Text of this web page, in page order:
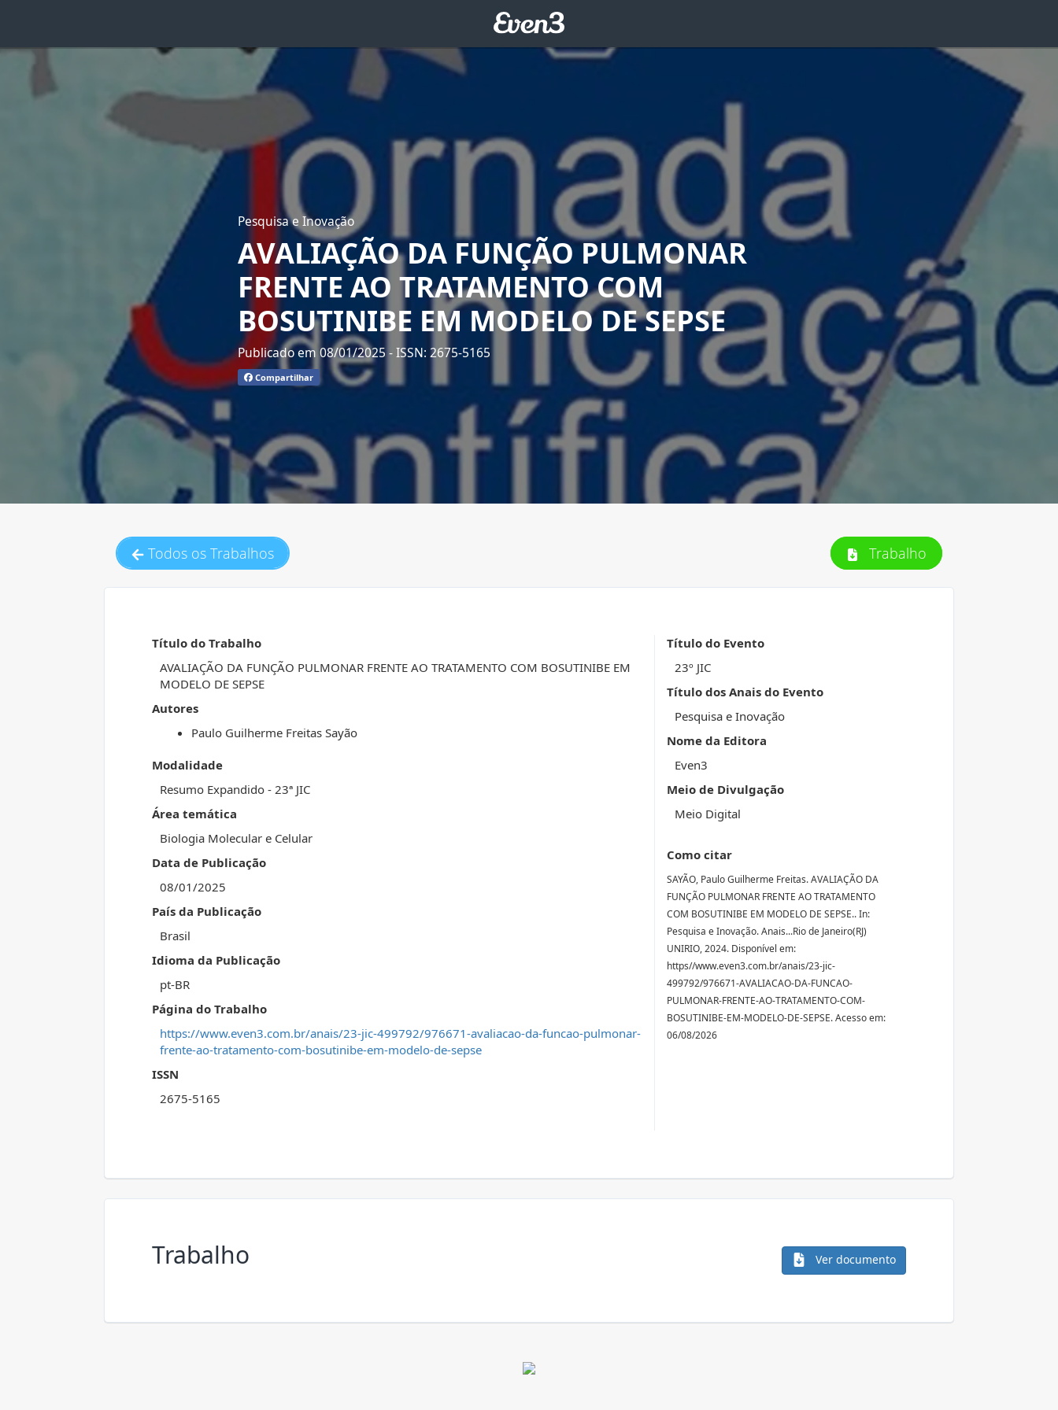
Pesquisa e Inovação
AVALIAÇÃO DA FUNÇÃO PULMONAR
FRENTE AO TRATAMENTO COM
BOSUTINIBE EM MODELO DE SEPSE
Publicado em 08/01/2025- ISSN: 2675-5165
Compartilhar
Todos os Trabalhos Trabalho
Título do Trabalho
AVALIAÇÃO DA FUNÇÃO PULMONAR FRENTE AO TRATAMENTO COM BOSUTINIBE EM
MODELO DE SEPSE
Autores
Paulo Guilherme Freitas Sayão
Modalidade
Resumo Expandido - 23ª JIC
Área temática
Biologia Molecular e Celular
Data de Publicação
08/01/2025
País da Publicação
Brasil
Idioma da Publicação
pt-BR
Página do Trabalho
https://www.even3.com.br/anais/23-jic-499792/976671-avaliacao-da-funcao-pulmonar-
frente-ao-tratamento-com-bosutinibe-em-modelo-de-sepse
ISSN
2675-5165
Título do Evento
23º JIC
Título dos Anais do Evento
Pesquisa e Inovação
Nome da Editora
Even3
Meio de Divulgação
Meio Digital
Como citar
SAYÃO, Paulo Guilherme Freitas. AVALIAÇÃO DA
FUNÇÃO PULMONAR FRENTE AO TRATAMENTO
COM BOSUTINIBE EM MODELO DE SEPSE.. In:
Pesquisa e Inovação. Anais...Rio de Janeiro(RJ)
UNIRIO, 2024. Disponível em:
https//www.even3.com.br/anais/23-jic-
499792/976671-AVALIACAO-DA-FUNCAO-
PULMONAR-FRENTE-AO-TRATAMENTO-COM-
BOSUTINIBE-EM-MODELO-DE-SEPSE. Acesso em:
06/08/2026
Trabalho Ver documento